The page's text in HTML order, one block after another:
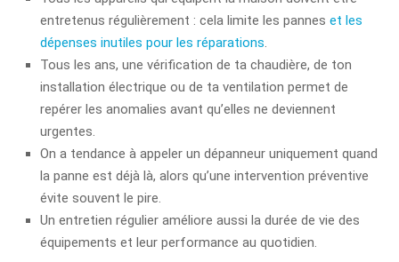
entretenus régulièrement : cela limite les pannes et les
dépenses inutiles pour les réparations
Tous les ans, une vérification de ta chaudière, de ton
installation électrique ou de ta ventilation permet de
repérer les anomalies avant qu’elles ne deviennent
urgentes.
On a tendance à appeler un dépanneur uniquement quand
la panne est déjà là, alors qu’une intervention préventive
évite souvent le pire.
Un entretien régulier améliore aussi la durée de vie des
équipements et leur performance au quotidien.